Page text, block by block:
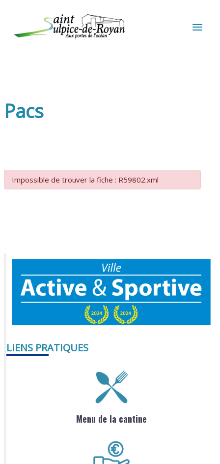
Pacs
Impossible de trouver la fiche : R59802.xml
LIENS PRATIQUES
Menu de la cantine